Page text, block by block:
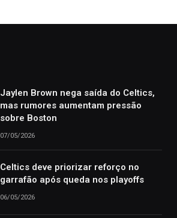
Jaylen Brown nega saída do Celtics,
mas rumores aumentam pressão
sobre Boston
07/05/2026
Celtics deve priorizar reforço no
garrafão após queda nos playoffs
06/05/2026